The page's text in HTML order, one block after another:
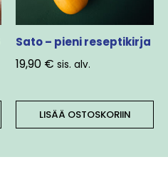
Sato – pieni reseptikirja
19,90 € sis. alv.
LISÄÄ OSTOSKORIIN